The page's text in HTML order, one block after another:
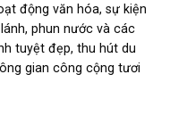
động văn hóa, sự kiện
phun nước và các
tuyệt đẹp, thu hút du
gian công cộng tươi